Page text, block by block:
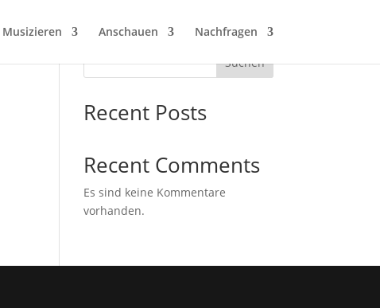
Musizieren Anschauen Nachfragen
Suchen
Recent Posts
Recent Comments
Es sind keine Kommentare
vorhanden.